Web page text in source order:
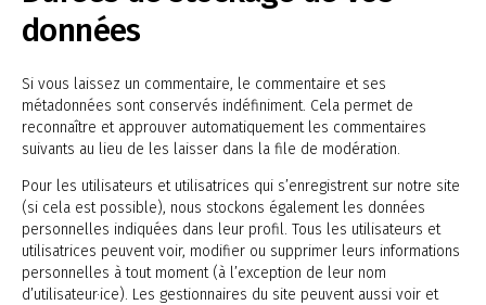
données
Si vous laissez un commentaire, le commentaire et ses
métadonnées sont conservés indéfiniment. Cela permet de
reconnaître et approuver automatiquement les commentaires
suivants au lieu de les laisser dans la file de modération.
Pour les utilisateurs et utilisatrices qui s’enregistrent sur notre site
(si cela est possible), nous stockons également les données
personnelles indiquées dans leur profil. Tous les utilisateurs et
utilisatrices peuvent voir, modifier ou supprimer leurs informations
personnelles à tout moment (à l’exception de leur nom
d’utilisateur·ice). Les gestionnaires du site peuvent aussi voir et